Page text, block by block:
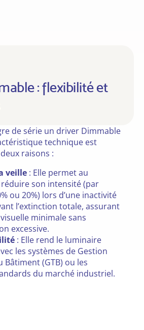
: flexibilité et
de série un driver Dimmable
technique est
raisons :
veille : Elle permet au
son intensité (par
ou 20%) lors d’une inactivité
l’extinction totale, assurant
minimale sans
excessive.
: Elle rend le luminaire
les systèmes de Gestion
Bâtiment (GTB) ou les
du marché industriel.